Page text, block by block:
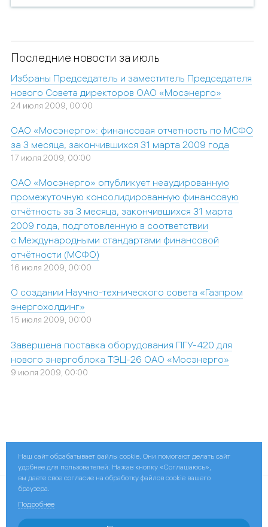
Последние новости за июль
Избраны Председатель и заместитель Председателя
нового Совета директоров ОАО «Мосэнерго»
24 июля 2009, 00:00
ОАО «Мосэнерго»: финансовая отчетность по МСФО
за 3 месяца, закончившихся 31 марта 2009 года
17 июля 2009, 00:00
ОАО «Мосэнерго» опубликует неаудированную
промежуточную консолидированную финансовую
отчётность за 3 месяца, закончившихся 31 марта
2009 года, подготовленную в соответствии
с Международными стандартами финансовой
отчётности (МСФО)
16 июля 2009, 00:00
О создании Научно-технического совета «Газпром
энергохолдинг»
15 июля 2009, 00:00
Завершена поставка оборудования ПГУ-420 для
нового энергоблока ТЭЦ-26 ОАО «Мосэнерго»
9 июля 2009, 00:00
Поделиться:
© 2026 ПАО «Мосэнерго»
Наш сайт обрабатывает файлы cookie. Они помогают делать сайт
удобнее для пользователей. Нажав кнопку «Соглашаюсь»,
вы даете свое согласие на обработку файлов cookie вашего
браузера.
Подробнее